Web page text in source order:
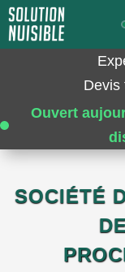
Devis
Ouvert
SOCIÉTÉ